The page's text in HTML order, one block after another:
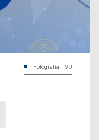
Fotografía: TVU